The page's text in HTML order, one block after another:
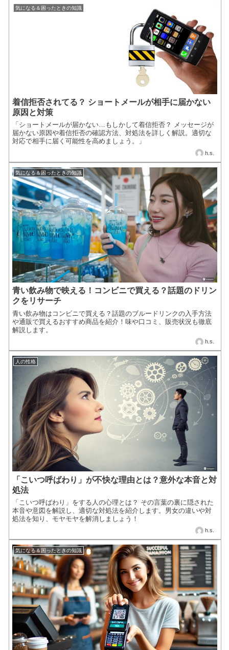
気になる＆困ったときの知識
着信拒否されてる？ ショートメールが相手に届かない
原因と対策
「ショートメールが届かない…もしかして着信拒否？ メッセージが
届かない原因や着信拒否の確認方法、対処法を詳しく解説。適切な
対応で相手に届く可能性を高めましょう。」
h.s.
気になる＆困ったときの知識
青い飲み物で映える！コンビニで買える？話題のドリン
クをリサーチ
青い飲み物はコンビニで買える？話題のブルードリンクの入手方法
や通販で買えるおすすめ商品を紹介！味や口コミ、販売状況も徹底
解説します。
h.s.
人の性格
「こいつ呼ばわり」が不快な理由とは？意外な本音と対
処法
「こいつ呼ばわり」をする人の心理とは？ その言葉の裏に隠された
本音や意図を解説し、適切な対処法を紹介します。男女の違いや対
処法を知り、モヤモヤを解消しましょう！
h.s.
気になる＆困ったときの知識